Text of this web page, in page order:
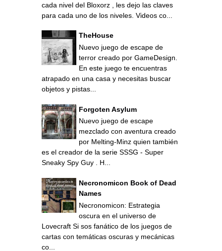
cada nivel del Bloxorz , les dejo las claves
para cada uno de los niveles. Videos co...
TheHouse
Nuevo juego de escape de
terror creado por GameDesign.
En este juego te encuentras
atrapado en una casa y necesitas buscar
objetos y pistas...
Forgoten Asylum
Nuevo juego de escape
mezclado con aventura creado
por Melting-Minz quien también
es el creador de la serie SSSG - Super
Sneaky Spy Guy . H...
Necronomicon Book of Dead
Names
Necronomicon: Estrategia
oscura en el universo de
Lovecraft Si sos fanático de los juegos de
cartas con temáticas oscuras y mecánicas
co...